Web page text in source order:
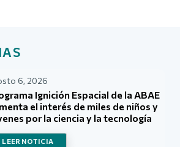
6, 2026
Ignición Espacial de la ABAE
el interés de miles de niños y
por la ciencia y la tecnología
LEER NOTICIA